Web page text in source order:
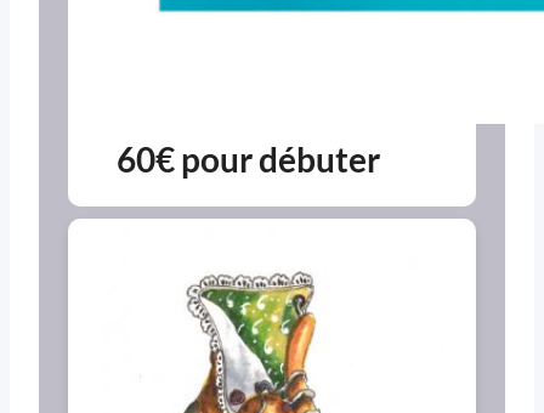
60€ pour débuter